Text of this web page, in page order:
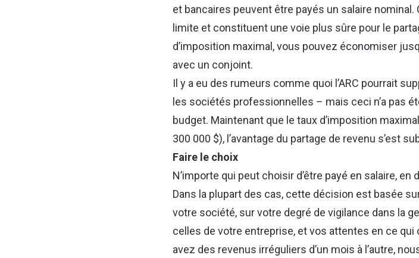
et bancaires peuvent être payés un salaire nominal.
limite et constituent une voie plus sûre pour le
d’imposition maximal, vous pouvez économiser
avec un conjoint.
Il y a eu des rumeurs comme quoi l’ARC pourrait
les sociétés professionnelles – mais ceci n’a pas
budget. Maintenant que le taux d’imposition
300 000 $), l’avantage du partage de revenu s’est
Faire le choix
N’importe qui peut choisir d’être payé en salaire,
Dans la plupart des cas, cette décision est basée
votre société, sur votre degré de vigilance dans la
celles de votre entreprise, et vos attentes en ce qui
avez des revenus irréguliers d’un mois à l’autre,